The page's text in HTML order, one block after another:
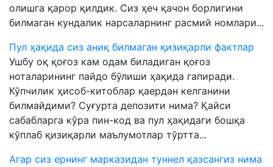
олишга қарор қилдик. Сиз ҳеч қачон борлигини
билмаган кундалик нарсаларнинг расмий номлари...
Пул ҳақида сиз аниқ билмаган қизиқарли фактлар
Ушбу оқ қоғоз кам одам биладиган қоғоз
ноталарининг пайдо бўлиши ҳақида гапиради.
Кўпчилик ҳисоб-китоблар қаердан келганини
билмайдими? Суғурта депозити нима? Қайси
сабабларга кўра пин-код ва пул ҳақидаги бошқа
кўплаб қизиқарли маълумотлар тўртта...
Агар сиз ернинг марказидан туннел қазсангиз нима